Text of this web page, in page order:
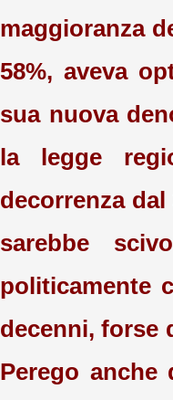
maggioranza
58%, aveva
sua nuova
la legge
decorrenza
sarebbe
politicamente
decenni, forse
Perego